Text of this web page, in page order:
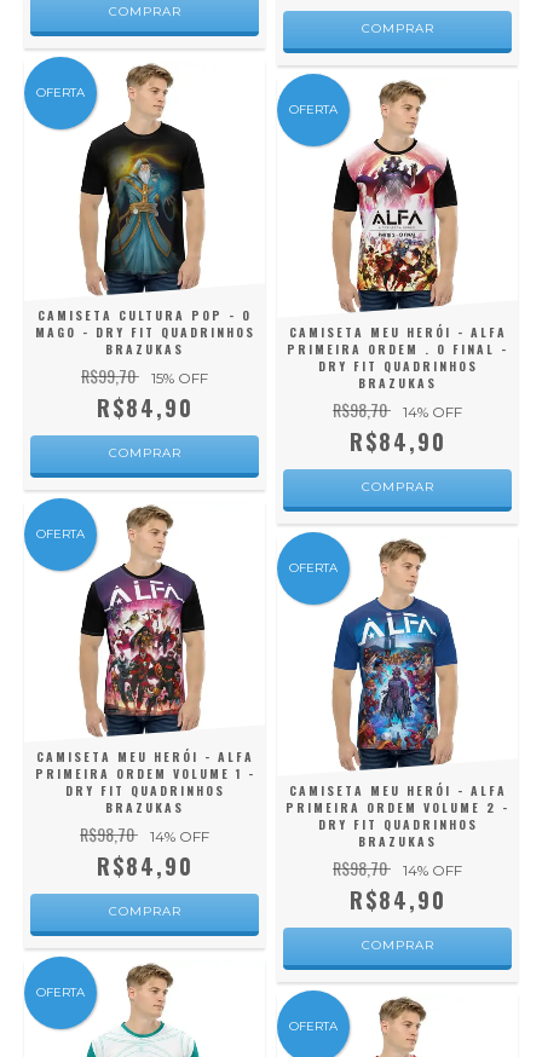
COMPRAR
COMPRAR
OFERTA
CAMISETA CULTURA POP - O
MAGO - DRY FIT QUADRINHOS
BRAZUKAS
R$99,70 15% OFF
R$84,90
COMPRAR
OFERTA
CAMISETA MEU HERÓI - ALFA
PRIMEIRA ORDEM . O FINAL -
DRY FIT QUADRINHOS
BRAZUKAS
R$98,70 14% OFF
R$84,90
COMPRAR
OFERTA
CAMISETA MEU HERÓI - ALFA
PRIMEIRA ORDEM VOLUME 1 -
DRY FIT QUADRINHOS
BRAZUKAS
R$98,70 14% OFF
R$84,90
COMPRAR
OFERTA
CAMISETA MEU HERÓI - ALFA
PRIMEIRA ORDEM VOLUME 2 -
DRY FIT QUADRINHOS
BRAZUKAS
R$98,70 14% OFF
R$84,90
COMPRAR
OFERTA
OFERTA